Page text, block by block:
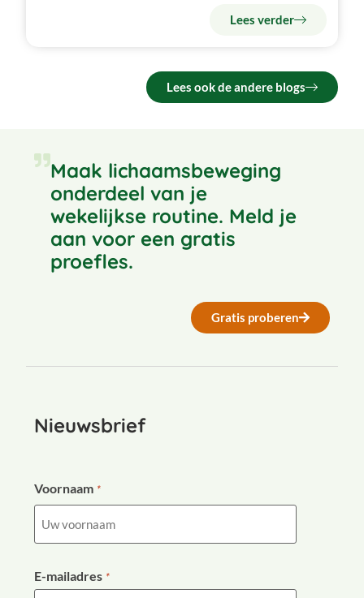
Lees verder
Lees ook de andere blogs
Maak lichaamsbeweging
onderdeel van je
wekelijkse routine. Meld je
aan voor een gratis
proefles.
Gratis proberen
Nieuwsbrief
Voornaam *
E-mailadres *